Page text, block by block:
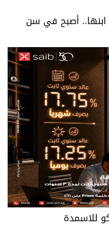
ابنها.. أصبح في سن
للاسمدة